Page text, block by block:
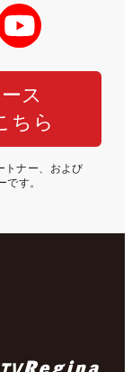
ス
ちら
トナー、および
です。